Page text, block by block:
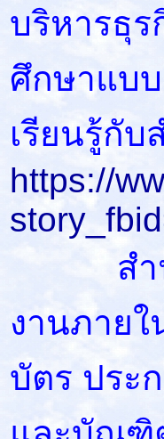
บริหารธุร
ศึกษาแบ
เรียนรู้กับ
https://
สำนักก
งานภาย
บัตร ประ